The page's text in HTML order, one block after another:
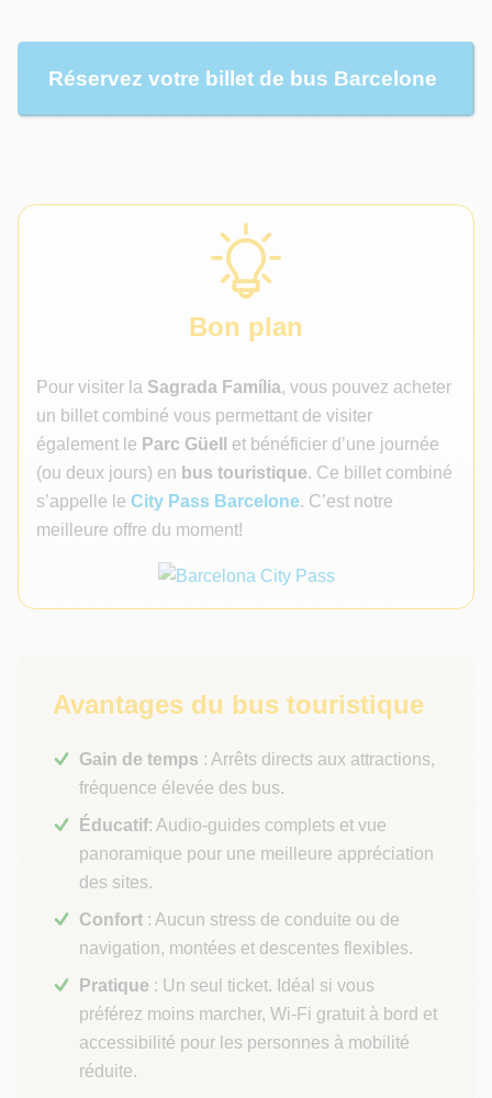
Réservez votre billet de bus Barcelone
Bon plan
Pour visiter la Sagrada Família, vous pouvez acheter
un billet combiné vous permettant de visiter
également le Parc Güell
et bénéficier d’une journée
(ou deux jours) en bus touristique. Ce billet combiné
s’appelle le City Pass Barcelone. C’est notre
meilleure offre du moment!
Avantages du bus touristique
Gain de temps : Arrêts directs aux attractions,
fréquence élevée des bus.
Éducatif: Audio-guides complets et vue
panoramique pour une meilleure appréciation
des sites.
Confort : Aucun stress de conduite ou de
navigation, montées et descentes flexibles.
Pratique : Un seul ticket. Idéal si vous
préférez moins marcher, Wi-Fi gratuit à bord et
accessibilité pour les personnes à mobilité
réduite.